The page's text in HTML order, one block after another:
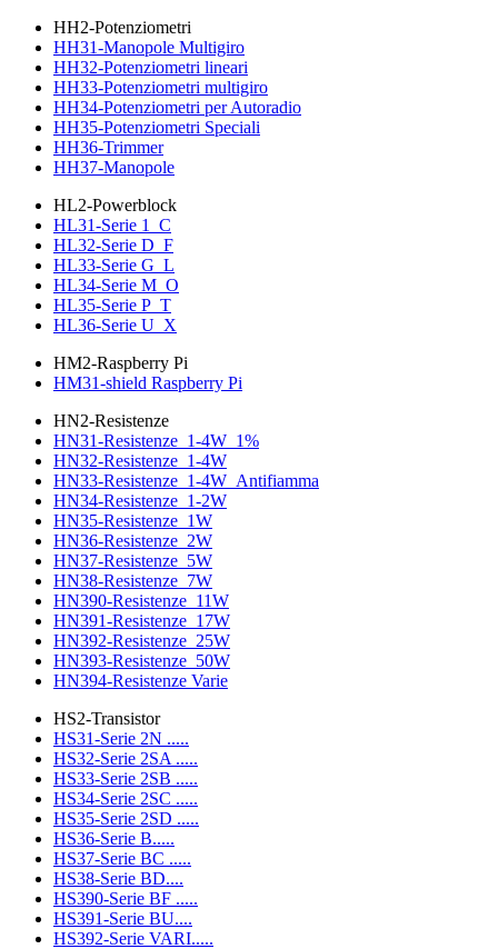
HH2-Potenziometri
HH31-Manopole Multigiro
HH32-Potenziometri lineari
HH33-Potenziometri multigiro
HH34-Potenziometri per Autoradio
HH35-Potenziometri Speciali
HH36-Trimmer
HH37-Manopole
HL2-Powerblock
HL31-Serie 1_C
HL32-Serie D_F
HL33-Serie G_L
HL34-Serie M_O
HL35-Serie P_T
HL36-Serie U_X
HM2-Raspberry Pi
HM31-shield Raspberry Pi
HN2-Resistenze
HN31-Resistenze_1-4W_1%
HN32-Resistenze_1-4W
HN33-Resistenze_1-4W_Antifiamma
HN34-Resistenze_1-2W
HN35-Resistenze_1W
HN36-Resistenze_2W
HN37-Resistenze_5W
HN38-Resistenze_7W
HN390-Resistenze_11W
HN391-Resistenze_17W
HN392-Resistenze_25W
HN393-Resistenze_50W
HN394-Resistenze Varie
HS2-Transistor
HS31-Serie 2N .....
HS32-Serie 2SA .....
HS33-Serie 2SB .....
HS34-Serie 2SC .....
HS35-Serie 2SD .....
HS36-Serie B.....
HS37-Serie BC .....
HS38-Serie BD....
HS390-Serie BF .....
HS391-Serie BU....
HS392-Serie VARI.....